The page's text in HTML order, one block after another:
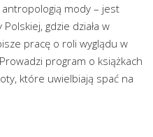
antropologią mody – jest
gdzie działa w
pracę o roli wyglądu w
program o książkach
które uwielbiają spać na